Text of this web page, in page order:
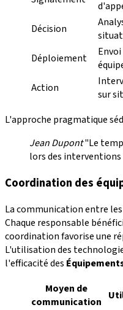
Décision
Déploiement
Envoi
Action
sur
L'approche pragmatique
Jean Dupont"Le
lors des interventions
Coordination des
La communication entre
Chaque responsable
coordination favorise une
L'utilisation des
l'efficacité des
Moyen de
communication